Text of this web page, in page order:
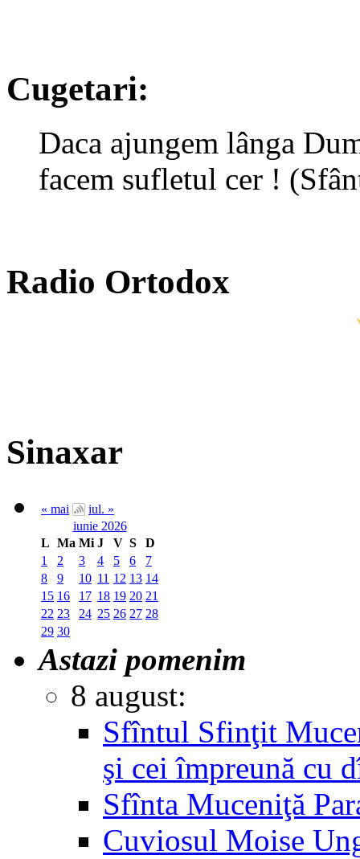
Cugetari:
Daca ajungem lânga
facem sufletul cer !
Radio Ortodox
Sinaxar
« mai
iul. »
iunie 2026
L Ma Mi J V S
D
1
2 3 4 5 6
7
8
9 10 11 12 13 14
15 16 17 18 19 20 21
22 23 24 25 26 27 28
29 30
Astazi pomenim
8 august:
Sfîntul Sfinţit
şi cei împreună cu
Sfînta Muceniţă
Cuviosul Moise